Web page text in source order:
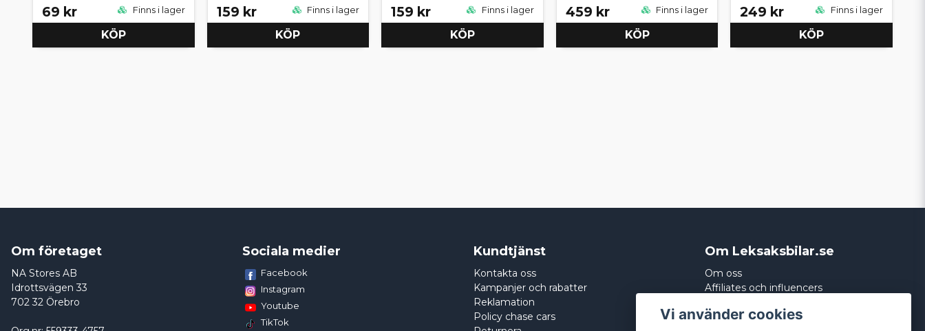
69 kr Finns i lager
KÖP
159 kr Finns i lager
KÖP
159 kr Finns i lager
KÖP
459 kr Finns i lager
KÖP
249 kr Finns i lager
KÖP
Om företaget
NA Stores AB
Idrottsvägen 33
702 32 Örebro
Sociala medier
Facebook
Instagram
Youtube
TikTok
Kundtjänst
Kontakta oss
Kampanjer och rabatter
Reklamation
Policy chase cars
Om Leksaksbilar.se
Om oss
Affiliates och influencers
Integritetspolicy
Vi använder cookies